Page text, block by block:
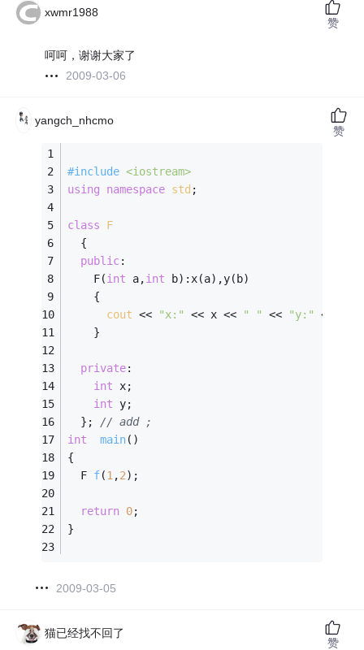
xwmr1988
呵呵，谢谢大家了
2009-03-06
赞
yangch_nhcmo
#include <iostream>
using
namespace std ;
class
F
  {
public:
    F(
int a,int b):x(a),y(b)
    {
cout << "x:" << x << " " << "y:" << y;
    }
private:
int x;
int y;
  };
// add ;
int
main()
{
F f(1,2) ;
return 0;
}
2009-03-05
赞
猫已经找不回了
赞